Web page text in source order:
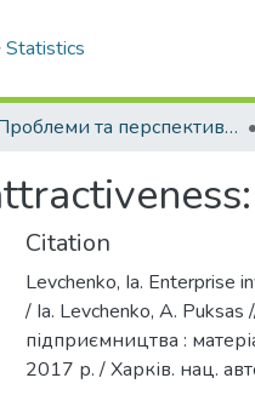
Statistics
Проблеми та перспективи розвитку підприємництва
Citation
Levchenko, Ia. Еnterprise
/ Ia. Levchenko, A.
підприємництва :
2017 р. / Харків. нац.